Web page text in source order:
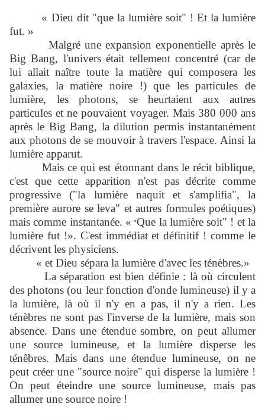
« Dieu dit "que la lumière soit" ! Et la lumière
fut. »
Malgré une expansion exponentielle après le
Big Bang, l'univers était tellement concentré (car de
lui allait naître toute la matière qui composera les
galaxies, la matière noire !) que les particules de
lumière, les photons, se heurtaient aux autres
particules et ne pouvaient voyager. Mais 380 000 ans
après le Big Bang, la dilution permis instantanément
aux photons de se mouvoir à travers l'espace. Ainsi la
lumière apparut.
Mais ce qui est étonnant dans le récit biblique,
c'est que cette apparition n'est pas décrite comme
progressive ("la lumière naquit et s'amplifia", la
première aurore se leva" et autres formules poétiques)
mais comme instantanée. « "Que la lumière soit" ! et la
lumière fut !». C'est immédiat et définitif ! comme le
décrivent les physiciens.
« et Dieu sépara la lumière d'avec les ténèbres.»
La séparation est bien définie : là où circulent
des photons (ou leur fonction d'onde lumineuse) il y a
la lumière, là où il n'y en a pas, il n'y a rien. Les
ténèbres ne sont pas l'inverse de la lumière, mais son
absence. Dans une étendue sombre, on peut allumer
une source lumineuse, et la lumière disperse les
ténêbres. Mais dans une étendue lumineuse, on ne
peut créer une "source noire" qui disperse la lumière !
On peut éteindre une source lumineuse, mais pas
allumer une source noire !